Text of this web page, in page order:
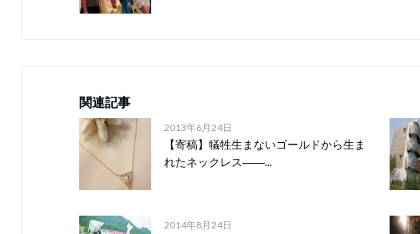
関連記事
2013年6月24日
【寄稿】犠牲生まないゴールドから生ま
れたネックレス――...
2014年8月24日